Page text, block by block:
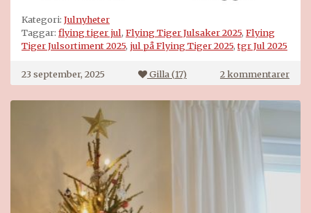
Kategori: Julnyheter
Taggar: flying tiger jul, Flying Tiger Julsaker 2025, Flying
Tiger Julsortiment 2025, jul på Flying Tiger 2025,tgr Jul 2025
23 september, 2025 Gilla (17) 2 kommentarertill